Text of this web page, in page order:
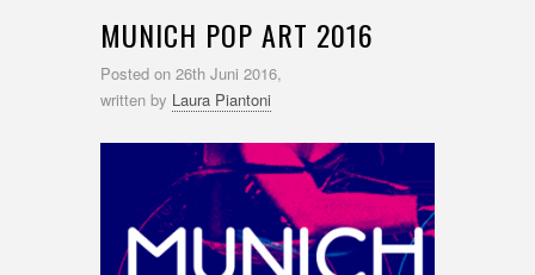
MUNICH POP ART 2016
Posted on 26th Juni 2016,
written by Laura Piantoni